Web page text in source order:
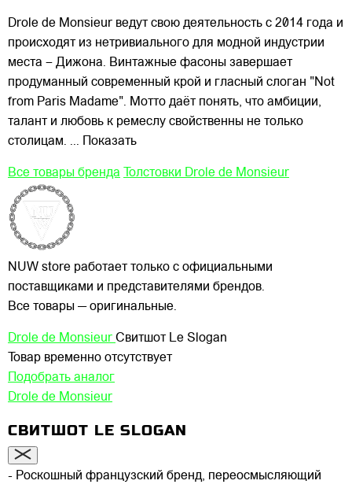
Drole de Monsieur ведут свою деятельность с 2014 года и
происходят из нетривиального для модной индустрии
места – Дижона. Винтажные фасоны завершает
продуманный современный крой и гласный слоган "Not
from Paris Madame". Мотто даёт понять, что амбиции,
талант и любовь к ремеслу свойственны не только
столицам. ... Показать
Все товары бренда Толстовки Drole de Monsieur
NUW store работает только с официальными
поставщиками и представителями брендов.
Все товары — оригинальные.
Drole de Monsieur Свитшот Le Slogan
Товар временно отсутствует
Подобрать аналог
Drole de Monsieur
СВИТШОТ LE SLOGAN
- Роскошный французский бренд, переосмысляющий